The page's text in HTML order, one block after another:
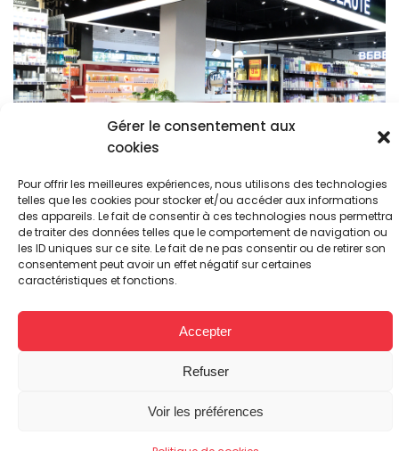
Gérer le consentement aux
cookies
Pour offrir les meilleures expériences, nous utilisons des technologies
telles que les cookies pour stocker et/ou accéder aux informations
des appareils. Le fait de consentir à ces technologies nous permettra
de traiter des données telles que le comportement de navigation ou
les ID uniques sur ce site. Le fait de ne pas consentir ou de retirer son
consentement peut avoir un effet négatif sur certaines
caractéristiques et fonctions.
Accepter
Refuser
Voir les préférences
Transfert
Vous allez déplacer ou déménager votre pharmacie dans un
nouveau local, une nouvelle adresse ?